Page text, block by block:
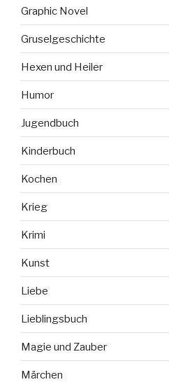
Graphic Novel
Gruselgeschichte
Hexen und Heiler
Humor
Jugendbuch
Kinderbuch
Kochen
Krieg
Krimi
Kunst
Liebe
Lieblingsbuch
Magie und Zauber
Märchen